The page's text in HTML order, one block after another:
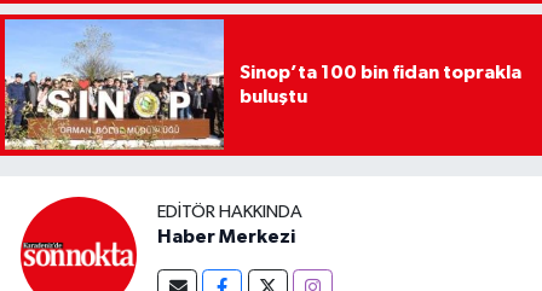
Sinop’ta 100 bin fidan toprakla
buluştu
EDITÖR HAKKINDA
Haber Merkezi